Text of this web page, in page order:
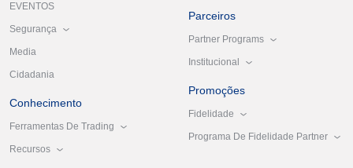
EVENTOS
Segurança
Media
Cidadania
Conhecimento
Ferramentas De Trading
Recursos
Parceiros
Partner Programs
Institucional
Promoções
Fidelidade
Programa De Fidelidade Partner